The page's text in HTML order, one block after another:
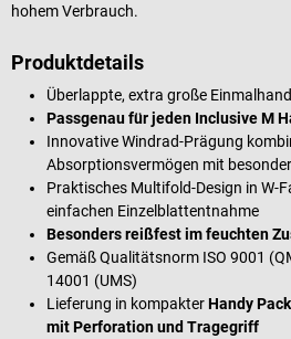
hohem Verbrauch.
Produktdetails
Überlappte, extra große
Passgenau für jeden Inclusive M
Innovative Windrad-Prägung
Absorptionsvermögen mit
Praktisches Multifold-Design in W-
einfachen Einzelblattentnahme
Besonders reißfest im feuchten
Gemäß Qualitätsnorm ISO 9001
14001 (UMS)
Lieferung in kompakterHandy
mit Perforation und Tragegriff